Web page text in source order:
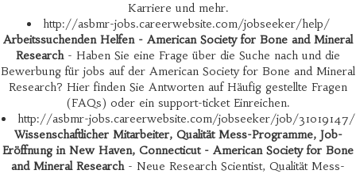
Karriere und mehr.
http://asbmr-jobs.careerwebsite.com/jobseeker/help/
Arbeitssuchenden Helfen - American Society for Bone and Mineral
Research- Haben Sie eine Frage über die Suche nach und die
Bewerbung für jobs auf der American Society for Bone and Mineral
Research? Hier finden Sie Antworten auf Häufig gestellte Fragen
(FAQs) oder ein support-ticket Einreichen.
http://asbmr-jobs.careerwebsite.com/jobseeker/job/31019147/
Wissenschaftlicher Mitarbeiter, Qualität Mess-Programme, Job-
Eröffnung in New Haven, Connecticut - American Society for Bone
and Mineral Research- Neue Research Scientist, Qualität Mess-